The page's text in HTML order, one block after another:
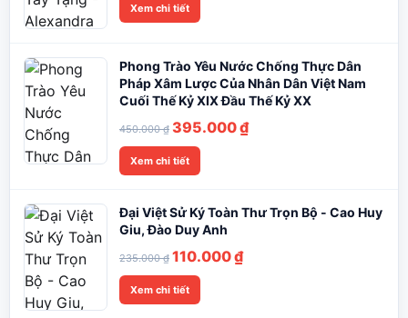
Xem chi tiết
Phong Trào Yêu Nước Chống Thực Dân
Pháp Xâm Lược Của Nhân Dân Việt Nam
Cuối Thế Kỷ XIX Đầu Thế Kỷ XX
450.000₫ Giá
gốc
là:
395.000₫Giá
395.000 ₫.
Xem chi tiết
Đại Việt Sử Ký Toàn Thư Trọn Bộ - Cao Huy
Giu, Đào Duy Anh
235.000₫ Giá
gốc
là:
110.000₫Giá
Xem chi tiết